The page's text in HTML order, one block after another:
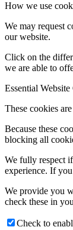
How we use
We may request
our website.
Click on the
we are able to
Essential
These cookies
Because these
blocking all
We fully respect
experience. If
We provide you
check these in
Check to